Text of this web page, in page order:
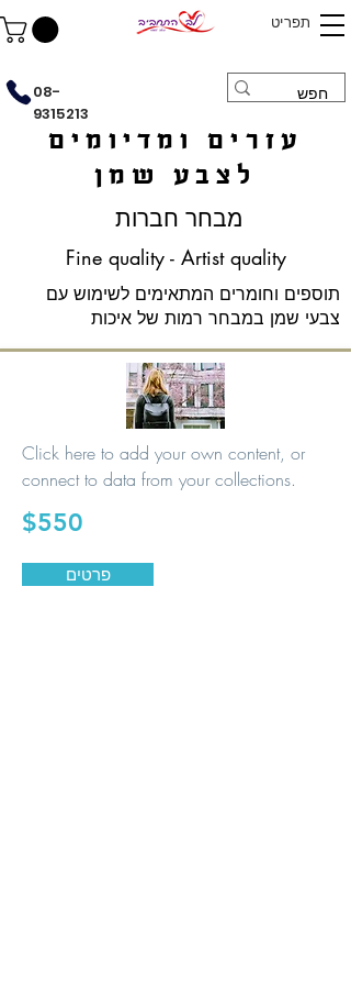
תפריט
08-
9315213
עזרים ומדיומים
לצבע שמן
מבחר חברות
Fine quality - Artist quality
תוספים וחומרים המתאימים לשימוש עם
צבעי שמן במבחר רמות של איכות
Click here to add your own content, or
connect to data from your collections.
$550
פרטים